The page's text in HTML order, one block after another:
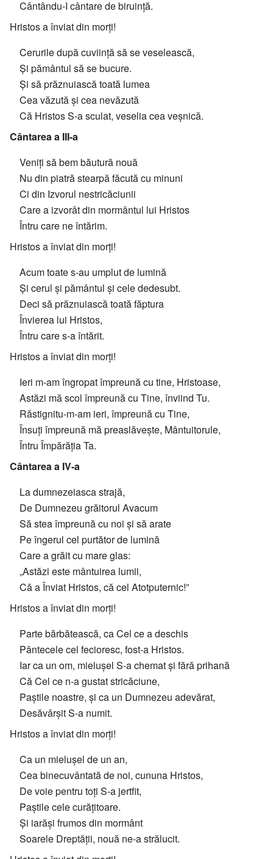
Cântându-I cântare de biruință.
Hristos a înviat din morți!
Cerurile după cuviință să se veselească,
Și pământul să se bucure.
Și să prăznuiască toată lumea
Cea văzută și cea nevăzută
Că Hristos S-a sculat, veselia cea veșnică.
Cântarea a III-a
Veniți să bem băutură nouă
Nu din piatră stearpă făcută cu minuni
Ci din Izvorul nestricăciunii
Care a izvorât din mormântul lui Hristos
Întru care ne întărim.
Hristos a înviat din morți!
Acum toate s-au umplut de lumină
Și cerul și pământul și cele dedesubt.
Deci să prăznuiască toată făptura
Învierea lui Hristos,
Întru care s-a întărit.
Hristos a înviat din morți!
Ieri m-am îngropat împreună cu tine, Hristoase,
Astăzi mă scol împreună cu Tine, înviind Tu.
Răstignitu-m-am ieri, împreună cu Tine,
Însuți împreună mă preaslăvește, Mântuitorule,
Întru Împărăția Ta.
Cântarea a IV-a
La dumnezeiasca strajă,
De Dumnezeu grăitorul Avacum
Să stea împreună cu noi și să arate
Pe îngerul cel purtător de lumină
Care a grăit cu mare glas:
„Astăzi este mântuirea lumii,
Că a Înviat Hristos, că cel Atotputernic!”
Hristos a înviat din morți!
Parte bărbătească, ca Cel ce a deschis
Pântecele cel fecioresc, fost-a Hristos.
Iar ca un om, mielușel S-a chemat și fără prihană
Că Cel ce n-a gustat stricăciune,
Paștile noastre, și ca un Dumnezeu adevărat,
Desăvârșit S-a numit.
Hristos a înviat din morți!
Ca un mielușel de un an,
Cea binecuvântată de noi, cununa Hristos,
De voie pentru toți S-a jertfit,
Paștile cele curățitoare.
Și iarăși frumos din mormânt
Soarele Dreptății, nouă ne-a strălucit.